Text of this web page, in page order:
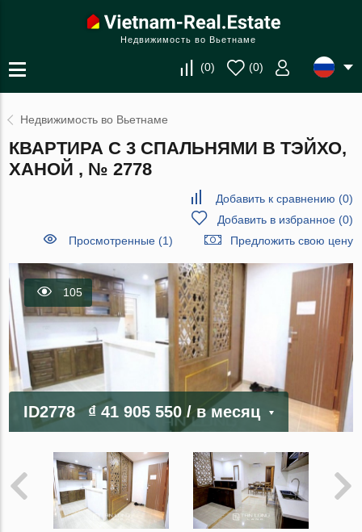
Недвижимость во Вьетнаме
(0) (0)
Недвижимость во Вьетнаме
КВАРТИРА С 3 СПАЛЬНЯМИ В ТЭЙХО,
ХАНОЙ , № 2778
Добавить к сравнению (0)
Добавить в избранное(0)
Просмотренные (1)
Предложить свою цену
105
ID2778 ₫ 41 905 550/ в месяц